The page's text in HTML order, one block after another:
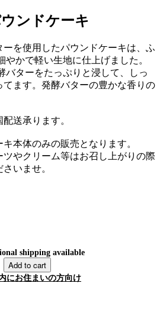
ンドケーキ
ーを使用したパウンドケーキは、ふ
やかで軽い生地に仕上げました。
バターをたっぷりと浸して、しっ
てます。発酵バターの豊かな香りの
送承ります。
本体のみの販売となります。
やクリーム等はお召し上がりの際
いませ。
shipping available
Add to cart
にお住まいの方向け